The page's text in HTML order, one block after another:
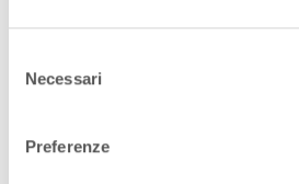
delNecessari
Preferenze
partecipazione alle Invalsi, che pure si
svolgimento dei percorsi per le
Per il solo colloquio